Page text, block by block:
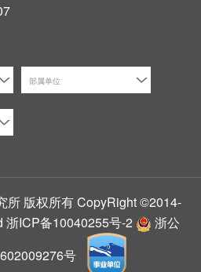
部属单位
所 版权所有 CopyRight ©2014-
浙ICP备10040255号-2
浙公
号